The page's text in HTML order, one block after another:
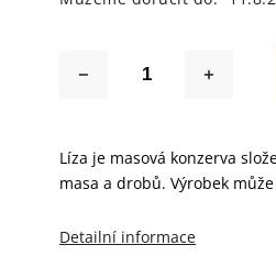
Líza je masová konzerva
masa a drobů. Výrobek
Detailní informace